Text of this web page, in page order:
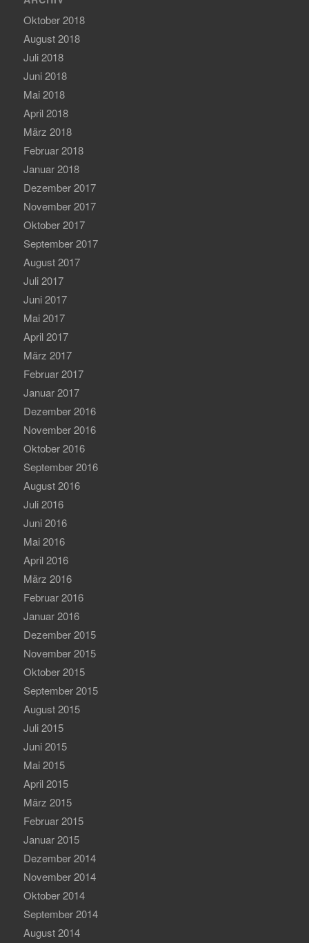
Oktober 2018
August 2018
Juli 2018
Juni 2018
Mai 2018
April 2018
März 2018
Februar 2018
Januar 2018
Dezember 2017
November 2017
Oktober 2017
September 2017
August 2017
Juli 2017
Juni 2017
Mai 2017
April 2017
März 2017
Februar 2017
Januar 2017
Dezember 2016
November 2016
Oktober 2016
September 2016
August 2016
Juli 2016
Juni 2016
Mai 2016
April 2016
März 2016
Februar 2016
Januar 2016
Dezember 2015
November 2015
Oktober 2015
September 2015
August 2015
Juli 2015
Juni 2015
Mai 2015
April 2015
März 2015
Februar 2015
Januar 2015
Dezember 2014
November 2014
Oktober 2014
September 2014
August 2014